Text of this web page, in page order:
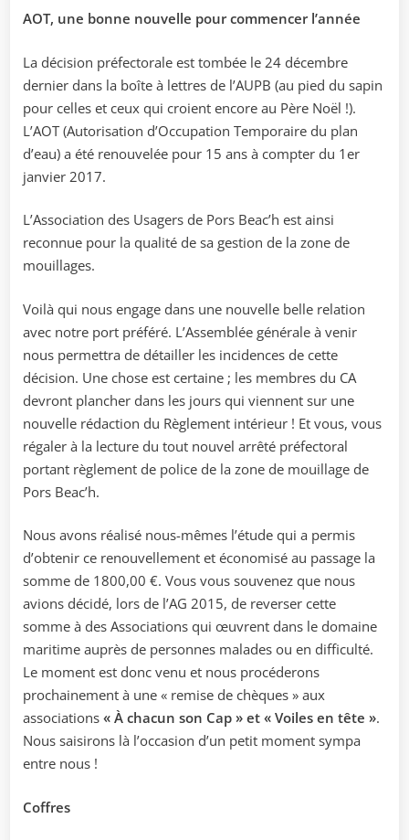
AOT, une bonne nouvelle pour commencer l’année
La décision préfectorale est tombée le 24 décembre
dernier dans la boîte à lettres de l’AUPB (au pied du sapin
pour celles et ceux qui croient encore au Père Noël !).
L’AOT (Autorisation d’Occupation Temporaire du plan
d’eau) a été renouvelée pour 15 ans à compter du 1er
janvier 2017.
L’Association des Usagers de Pors Beac’h est ainsi
reconnue pour la qualité de sa gestion de la zone de
mouillages.
Voilà qui nous engage dans une nouvelle belle relation
avec notre port préféré. L’Assemblée générale à venir
nous permettra de détailler les incidences de cette
décision. Une chose est certaine ; les membres du CA
devront plancher dans les jours qui viennent sur une
nouvelle rédaction du Règlement intérieur ! Et vous, vous
régaler à la lecture du tout nouvel arrêté préfectoral
portant règlement de police de la zone de mouillage de
Pors Beac’h.
Nous avons réalisé nous-mêmes l’étude qui a permis
d’obtenir ce renouvellement et économisé au passage la
somme de 1800,00 €. Vous vous souvenez que nous
avions décidé, lors de l’AG 2015, de reverser cette
somme à des Associations qui œuvrent dans le domaine
maritime auprès de personnes malades ou en difficulté.
Le moment est donc venu et nous procéderons
prochainement à une « remise de chèques » aux
associations « À chacun son Cap » et « Voiles en tête ».
Nous saisirons là l’occasion d’un petit moment sympa
entre nous !
Coffres